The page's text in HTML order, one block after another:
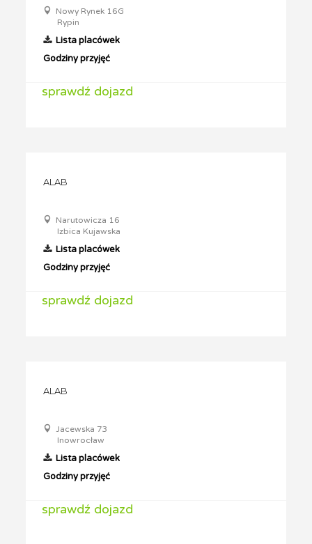
Nowy Rynek 16G
Rypin
Lista placówek
Godziny przyjęć
sprawdź dojazd
ALAB
Narutowicza 16
Izbica Kujawska
Lista placówek
Godziny przyjęć
sprawdź dojazd
ALAB
Jacewska 73
Inowrocław
Lista placówek
Godziny przyjęć
sprawdź dojazd